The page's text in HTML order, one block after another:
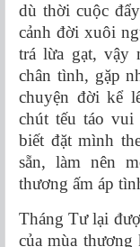
dù thời cuộc
cảnh đời xuôi
trá lừa gạt, vậy
chân tình, gặp
chuyện đời kể
chút tếu táo
biết đặt mình
sẵn, làm nên
thương ấm áp
Tháng Tư lại
của mùa